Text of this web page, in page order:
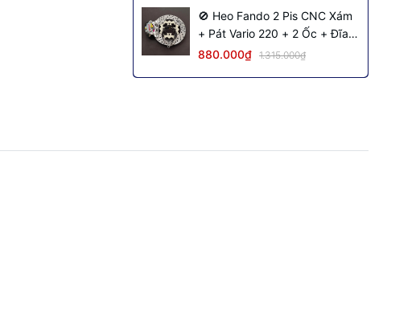
🚫 Heo Fando 2 Pis CNC Xám
+ Pát Vario 220 + 2 Ốc + Đĩa
NVM S2 + Dây Dầu Đen Inox
880.000₫ 1.315.000₫